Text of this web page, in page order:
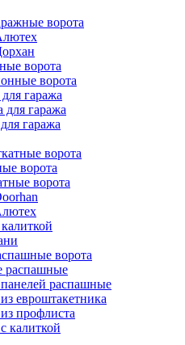
ворота
ворота
ворота
гаража
для гаража
гаража
ворота
ворота
ворота
ворота
распашные
распашные
евроштакетника
профлиста
калиткой